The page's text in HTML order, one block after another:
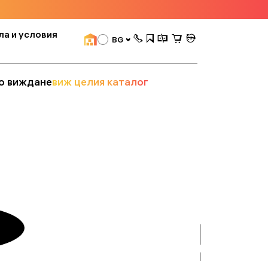
и условия BG
вижданевиж целия каталог
вижте
всички